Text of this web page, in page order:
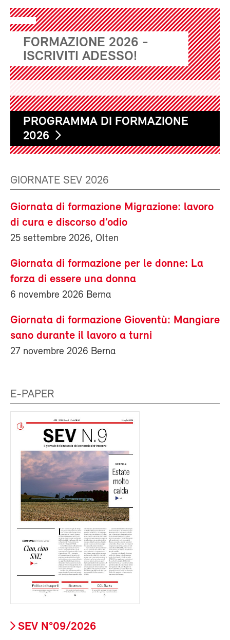
FORMAZIONE 2026 -
ISCRIVITI ADESSO!
PROGRAMMA DI FORMAZIONE
2026
GIORNATE SEV 2026
Giornata di formazione Migrazione: lavoro
di cura e discorso d’odio
25 settembre 2026, Olten
Giornata di formazione per le donne: La
forza di essere una donna
6 novembre 2026 Berna
Giornata di formazione Gioventù: Mangiare
sano durante il lavoro a turni
27 novembre 2026 Berna
E-PAPER
SEV N°09/2026